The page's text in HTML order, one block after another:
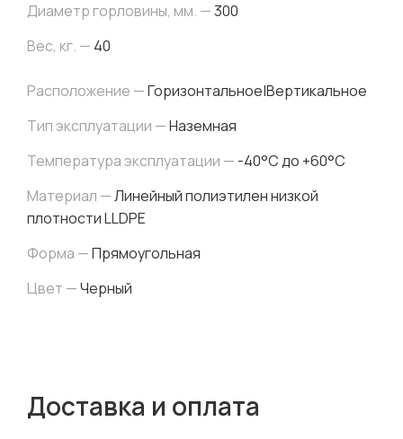
Диаметр горловины, мм. —300
Вес, кг. — 40
Расположение —Горизонтальное|Вертикальное
Тип эксплуатации —Наземная
Температура эксплуатации — -40°C до +60°C
Материал —Линейный полиэтилен низкой
плотности LLDPE
Форма —Прямоугольная
Цвет —Черный
Доставка и оплата